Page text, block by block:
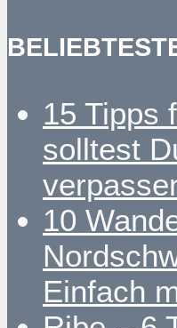
15 Tipps
solltest
10
Einfach